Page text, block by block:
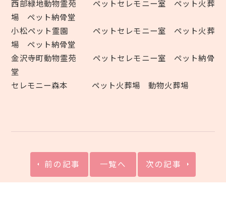
西部緑地動物霊苑 ペットセレモニー室 ペット火葬
場 ペット納骨堂
小松ペット霊園 ペットセレモニー室 ペット火葬
場 ペット納骨堂
金沢寺町動物霊苑 ペットセレモニー室 ペット納骨
堂
セレモニー森本 ペット火葬場 動物火葬場
前の記事 一覧へ 次の記事